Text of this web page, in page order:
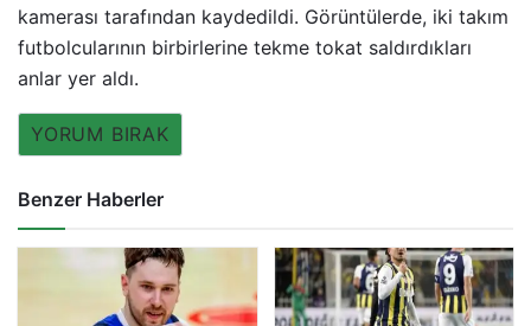
kamerası tarafından kaydedildi. Görüntülerde, iki takım
futbolcularının birbirlerine tekme tokat saldırdıkları
anlar yer aldı.
YORUM BIRAK
Benzer Haberler